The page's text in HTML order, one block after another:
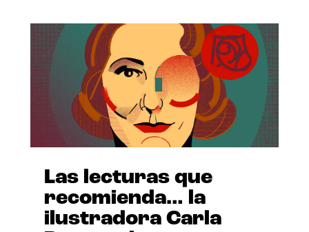
Las lecturas que
recomienda… la
ilustradora Carla